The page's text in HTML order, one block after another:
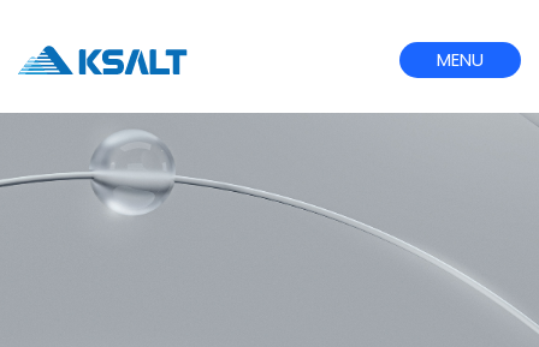
MENU